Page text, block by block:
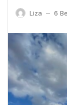
Liza — 6